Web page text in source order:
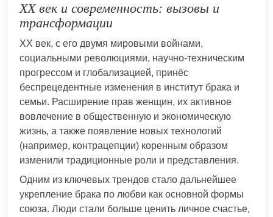
XX век и современность: вызовы и
трансформации
XX век, с его двумя мировыми войнами,
социальными революциями, научно-техническим
прогрессом и глобализацией, принёс
беспрецедентные изменения в институт брака и
семьи. Расширение прав женщин, их активное
вовлечение в общественную и экономическую
жизнь, а также появление новых технологий
(например, контрацепции) коренным образом
изменили традиционные роли и представления.
Одним из ключевых трендов стало дальнейшее
укрепление брака по любви как основной формы
союза. Люди стали больше ценить личное счастье,